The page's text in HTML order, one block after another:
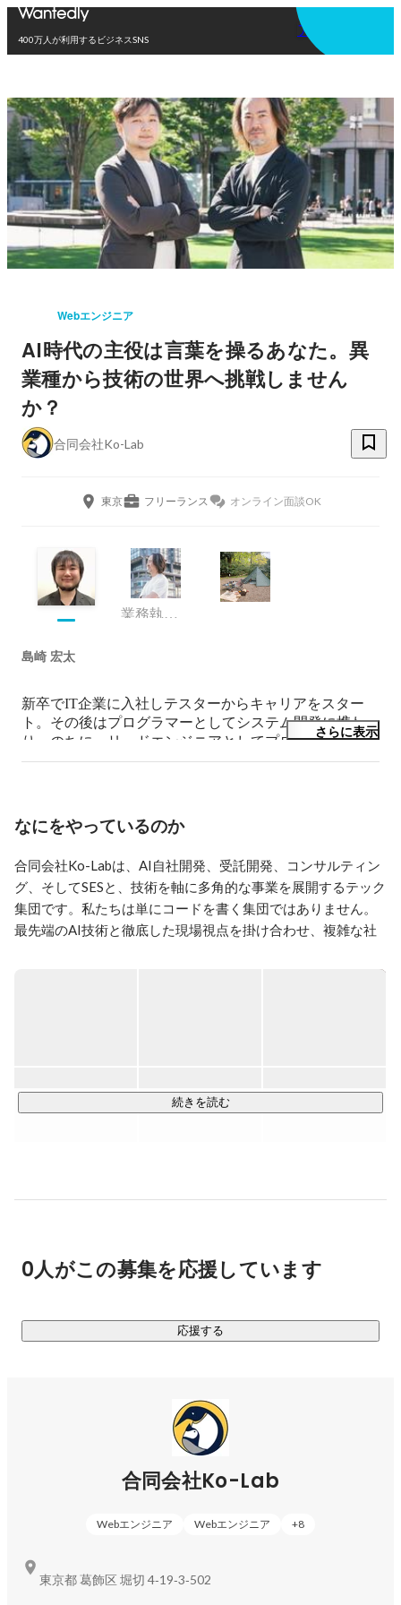
400万人が利用するビジネスSNS
アプリを使う
Webエンジニア
AI時代の主役は言葉を操るあなた。異
業種から技術の世界へ挑戦しません
か？
合同会社Ko-Lab
東京 フリーランス オンライン面談OK
業務執行社員
島崎 宏太
新卒でIT企業に入社しテスターからキャリアをスター
ト。その後はプログラマーとしてシステム開発に携わ
り、のちに、リードエンジニアとしてプロジェクトに参
画。その後、SESのメンバー調達、インフラとして活動
った。
さらに表示
なにをやっているのか
合同会社Ko-Labは、AI自社開発、受託開発、コンサルティン
グ、そしてSESと、技術を軸に多角的な事業を展開するテック
集団です。私たちは単にコードを書く集団ではありません。
最先端のAI技術と徹底した現場視点を掛け合わせ、複雑な社
続きを読む
0人がこの募集を応援しています
応援する
合同会社Ko-Lab
Webエンジニア Webエンジニア +8
東京都 葛飾区 堀切 4‐19‐3‐502